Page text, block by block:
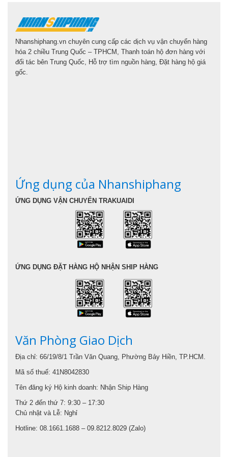
Nhanshiphang.vn chuyên cung cấp các dịch vụ vận chuyển hàng
hóa 2 chiều Trung Quốc – TPHCM, Thanh toán hộ đơn hàng với
đối tác bên Trung Quốc, Hỗ trợ tìm nguồn hàng, Đặt hàng hộ giá
gốc.
Ứng dụng của Nhanshiphang
ỨNG DỤNG VẬN CHUYỂN TRAKUAIDI
ỨNG DỤNG ĐẶT HÀNG HỘ NHẬN SHIP HÀNG
Văn Phòng Giao Dịch
Địa chỉ: 66/19/8/1 Trần Văn Quang, Phường Bảy Hiền, TP.HCM.
Mã số thuế: 41N8042830
Tên đăng ký Hộ kinh doanh: Nhận Ship Hàng
Thứ 2 đến thứ 7: 9:30 – 17:30
Chủ nhật và Lễ: Nghỉ
Hotline: 08.1661.1688 – 09.8212.8029 (Zalo)